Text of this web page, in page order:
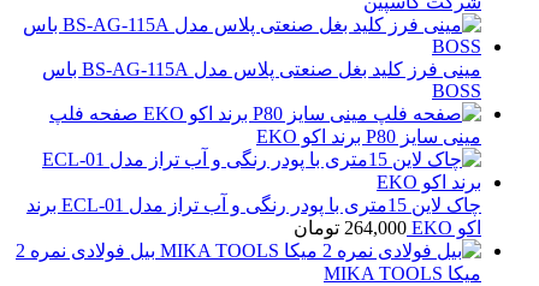
مینی فرز کلید بغل صنعتی پلاس مدل BS-AG-115A باس
BOSS
صفحه فلپ
مینی سایز P80 برند اکو EKO
چاک لاین 15متری با پودر رنگی و آب تراز مدل ECL-01 برند
اکو EKO
264,000 تومان
بیل فولادی نمره 2
میکا MIKA TOOLS